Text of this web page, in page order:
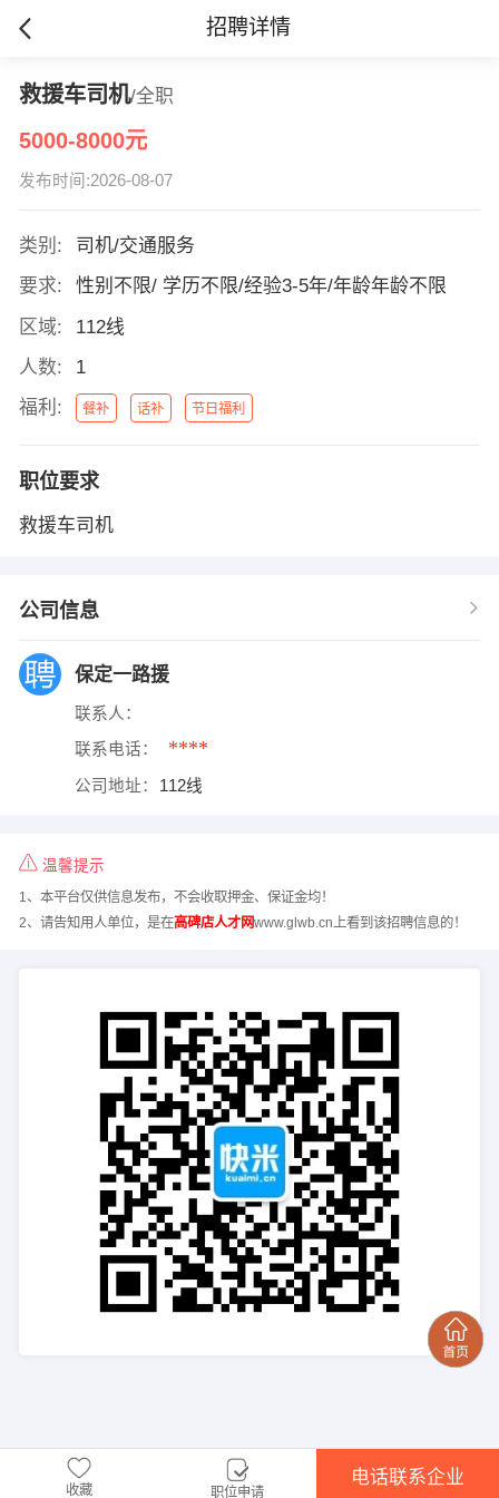
招聘详情
救援车司机/全职
5000-8000元
发布时间:2026-08-07
类别:
司机/交通服务
要求:
性别不限/ 学历不限/经验3-5年/年龄年龄不限
区域:
112线
人数:
1
福利:
餐补 话补 节日福利
职位要求
救援车司机
公司信息
保定一路援
联系人：
联系电话： ****
公司地址： 112线
温馨提示
1、本平台仅供信息发布，不会收取押金、保证金均！
2、请告知用人单位，是在高碑店人才网www.glwb.cn上看到该招聘信息的！
收藏 职位申请
电话联系企业